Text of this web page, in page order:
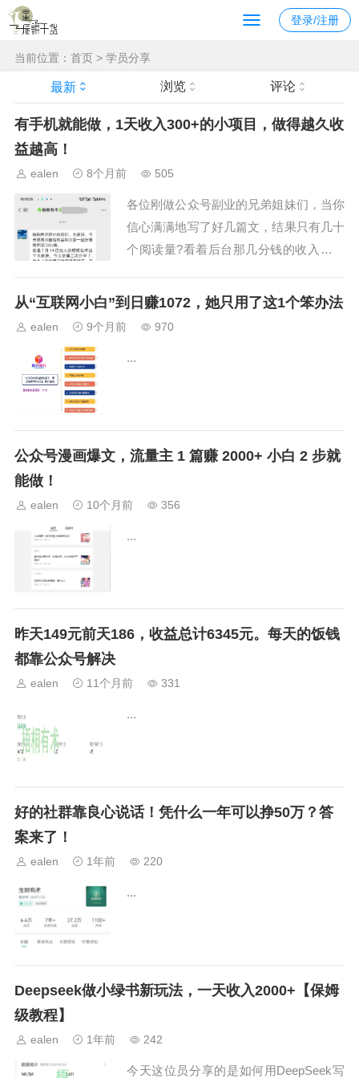
登录/注册
当前位置： 首页 > 学员分享
最新 浏览 评论
有手机就能做，1天收入300+的小项目，做得越久收
益越高！
ealen 8个月前 505
各位刚做公众号副业的兄弟姐妹们，当你
信心满满地写了好几篇文，结果只有几十
个阅读量?看着后台那几分钱的收入，是
刚入门的学员无疑是个沉重的打击，咱们
十足，根据我们的课程认真学习，发了几
从“互联网小白”到日赚1072，她只用了这1个笨办法
ealen 9个月前 970
...
公众号漫画爆文，流量主 1 篇赚 2000+ 小白 2 步就
能做！
ealen 10个月前 356
...
昨天149元前天186，收益总计6345元。每天的饭钱
都靠公众号解决
ealen 11个月前 331
...
好的社群靠良心说话！凭什么一年可以挣50万？答
案来了！
ealen 1年前 220
...
Deepseek做小绿书新玩法，一天收入2000+【保姆
级教程】
ealen 1年前 242
今天这位员分享的是如何用DeepSeek写